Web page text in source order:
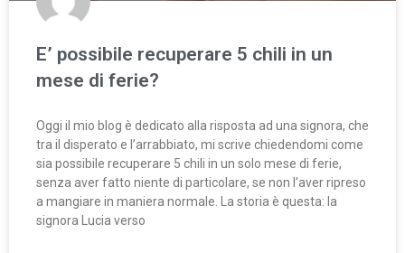
E’ possibile recuperare 5 chili in un
mese di ferie?
Oggi il mio blog è dedicato alla risposta ad una signora, che
tra il disperato e l’arrabbiato, mi scrive chiedendomi come
sia possibile recuperare 5 chili in un solo mese di ferie,
senza aver fatto niente di particolare, se non l’aver ripreso
a mangiare in maniera normale. La storia è questa: la
signora Lucia verso